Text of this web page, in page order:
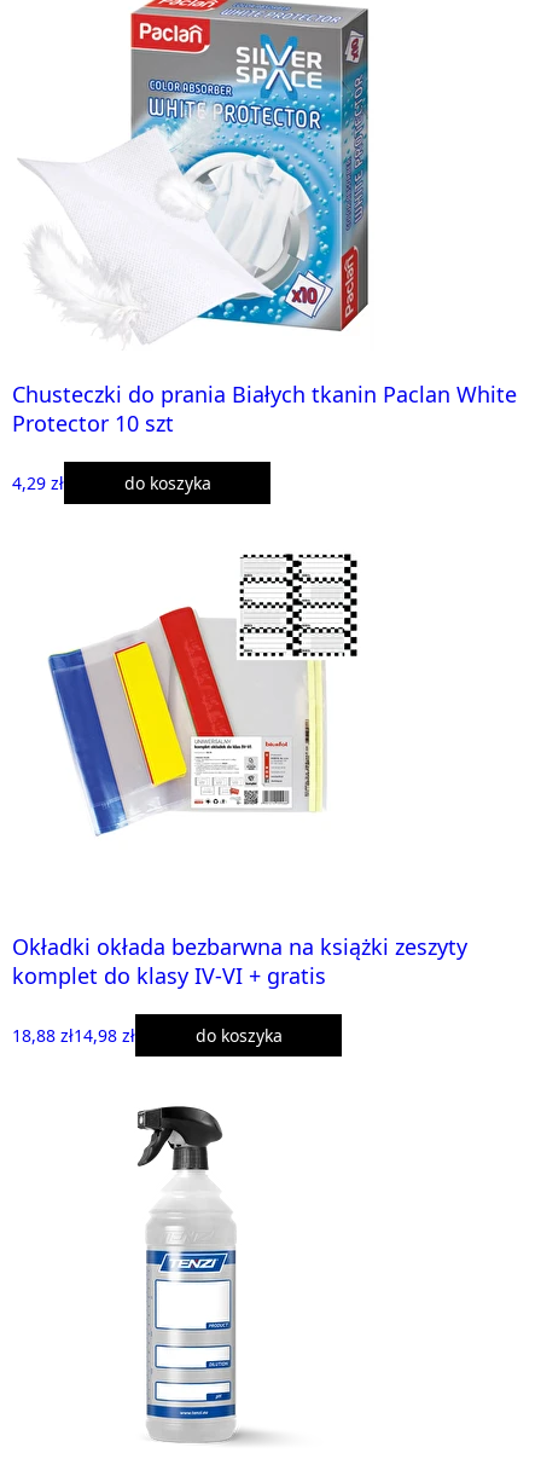
Chusteczki do prania Białych tkanin Paclan White
Protector 10 szt
4,29 zł do koszyka
Okładki okłada bezbarwna na książki zeszyty
komplet do klasy IV-VI + gratis
18,88 zł14,98 zł do koszyka